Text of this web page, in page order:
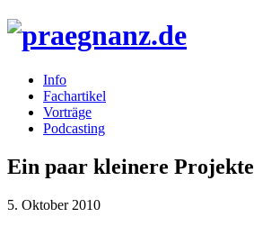
Info
Fachartikel
Vorträge
Podcasting
Ein paar kleinere Projekte
5. Oktober 2010